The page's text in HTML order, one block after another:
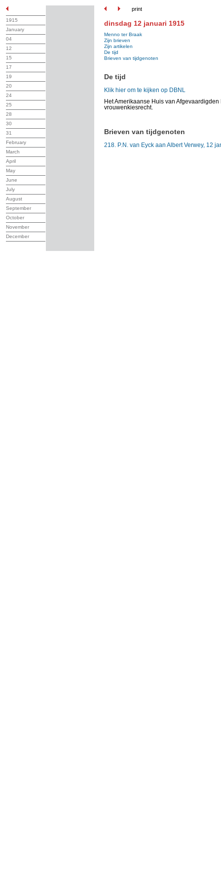
print
1915
January
04
12
15
17
19
20
24
25
28
30
31
February
March
April
May
June
July
August
September
October
November
December
dinsdag 12 januari 1915
Menno ter Braak
Zijn brieven
Zijn artikelen
De tijd
Brieven van tijdgenoten
De tijd
Klik hier om te kijken op DBNL
Het Amerikaanse Huis van
vrouwenkiesrecht.
Brieven van tijdgenoten
218. P.N. van Eyck aan Albert Verwey, 12